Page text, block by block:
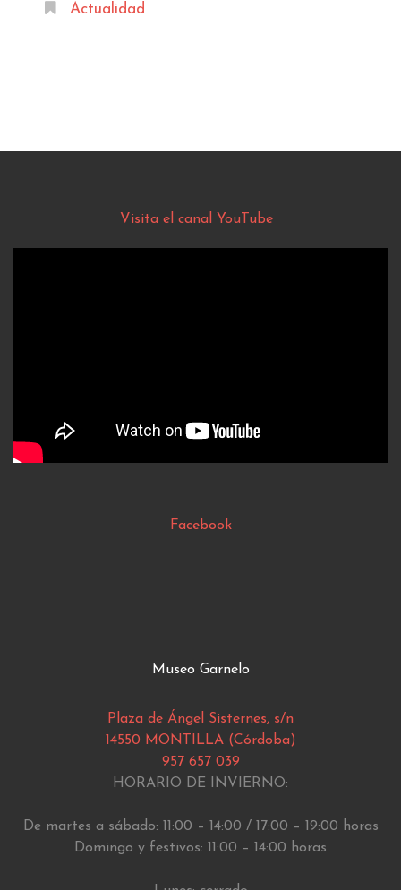
Actualidad
Visita el canal YouTube
Facebook
Museo Garnelo
Plaza de Ángel Sisternes, s/n
14550 MONTILLA (Córdoba)
957 657 039
HORARIO DE INVIERNO:
De martes a sábado: 11:00 – 14:00 / 17:00 – 19:00 horas
Domingo y festivos: 11:00 – 14:00 horas